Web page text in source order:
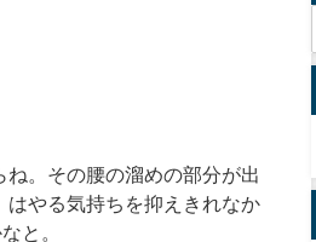
。その腰の溜めの部分が出
やる気持ちを抑えきれなか
と。